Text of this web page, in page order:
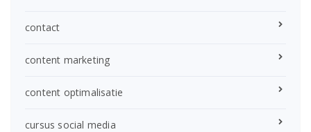
contact
content marketing
content optimalisatie
cursus social media